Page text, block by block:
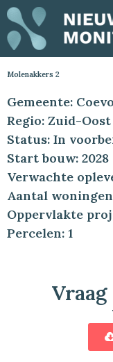
Molenakkers 2
Gemeente:
Regio: Zuid-
Status: In
Start bouw: 2028
Verwachte
Aantal
Oppervlakte
Percelen: 1